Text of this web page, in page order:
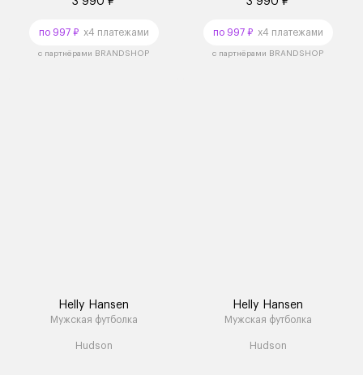
по 997 ₽x4 платежами
с партнёрами BRANDSHOP
по 997 ₽x4 платежами
с партнёрами BRANDSHOP
Helly Hansen
Мужская футболка
Hudson
Helly Hansen
Мужская футболка
Hudson